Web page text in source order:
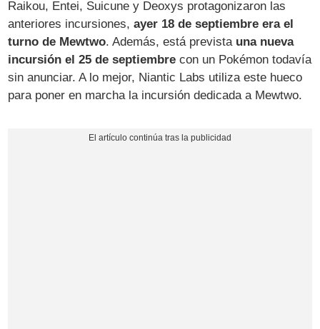
Raikou, Entei, Suicune y Deoxys protagonizaron las
anteriores incursiones,ayer 18 de septiembre era el
turno de Mewtwo. Además, está prevista una nueva
incursión el 25 de septiembre con un Pokémon todavía
sin anunciar. A lo mejor, Niantic Labs utiliza este hueco
para poner en marcha la incursión dedicada a Mewtwo.